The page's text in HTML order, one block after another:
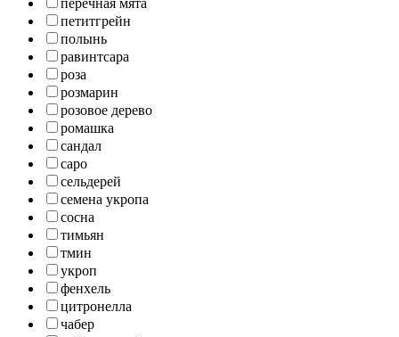
перечная мята
петитгрейн
полынь
равинтсара
роза
розмарин
розовое дерево
ромашка
сандал
саро
сельдерей
семена укропа
сосна
тимьян
тмин
укроп
фенхель
цитронелла
чабер